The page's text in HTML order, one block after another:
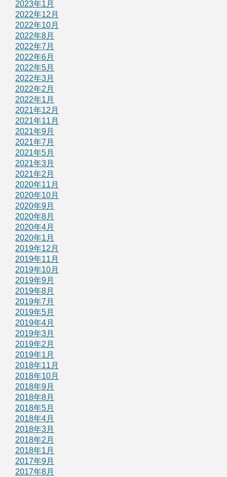
2023年1月
2022年12月
2022年10月
2022年8月
2022年7月
2022年6月
2022年5月
2022年3月
2022年2月
2022年1月
2021年12月
2021年11月
2021年9月
2021年7月
2021年5月
2021年3月
2021年2月
2020年11月
2020年10月
2020年9月
2020年8月
2020年4月
2020年1月
2019年12月
2019年11月
2019年10月
2019年9月
2019年8月
2019年7月
2019年5月
2019年4月
2019年3月
2019年2月
2019年1月
2018年11月
2018年10月
2018年9月
2018年8月
2018年5月
2018年4月
2018年3月
2018年2月
2018年1月
2017年9月
2017年8月